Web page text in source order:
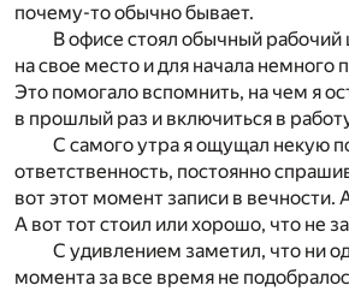
почему-то обычно бывает.
В офисе стоял обычный
на свое место и для начала немного
Это помогало вспомнить, на чем я
в прошлый раз и включиться в
С самого утра я ощущал некую
ответственность, постоянно
вот этот момент записи в вечности.
А вот тот стоил или хорошо, что не
С удивлением заметил, что ни
момента за все время не